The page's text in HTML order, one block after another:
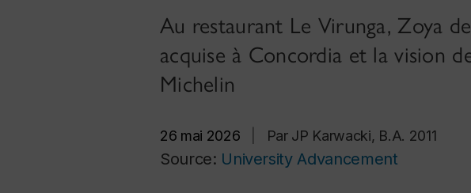
Au restaurant Le Virunga, Zoya
acquise à Concordia et la vision
Michelin
26 mai 2026 Par JP Karwacki, B.A. 2011
Source: University Advancement